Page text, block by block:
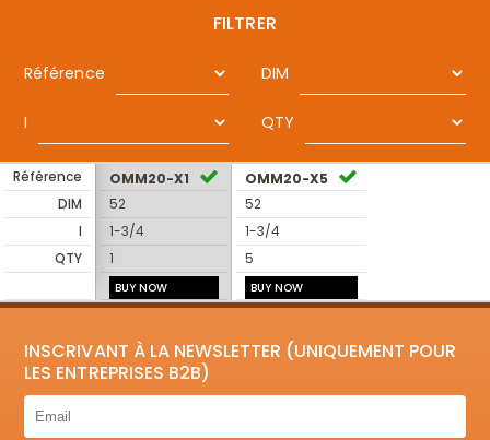
FILTRER
Référence DIM
I QTY
Référence
DIM
I
QTY
OMM20-X1
52
1-3/4
1
BUY NOW
OMM20-X5
52
1-3/4
5
BUY NOW
INSCRIVANT À LA NEWSLETTER (UNIQUEMENT POUR
LES ENTREPRISES B2B)